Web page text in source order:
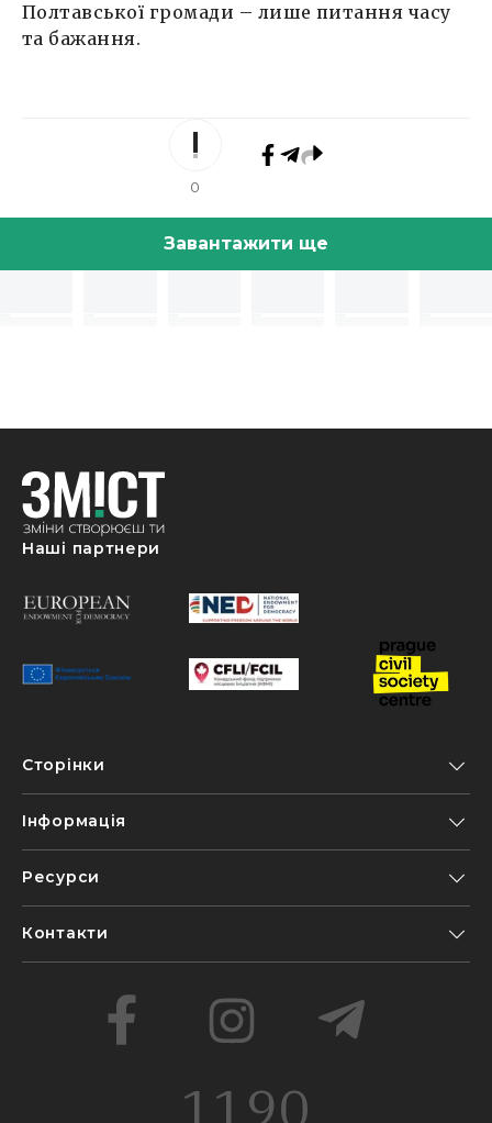
Полтавської громади – лише питання часу
та бажання.
0
Завантажити ще
Наші партнери
Сторінки
Інформація
Ресурси
Контакти
1190